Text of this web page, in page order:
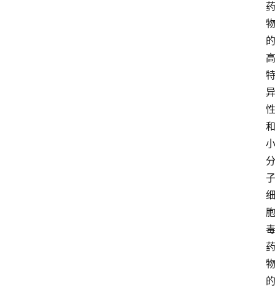
药
物
的
高
特
异
性
和
小
分
子
细
胞
毒
药
物
的